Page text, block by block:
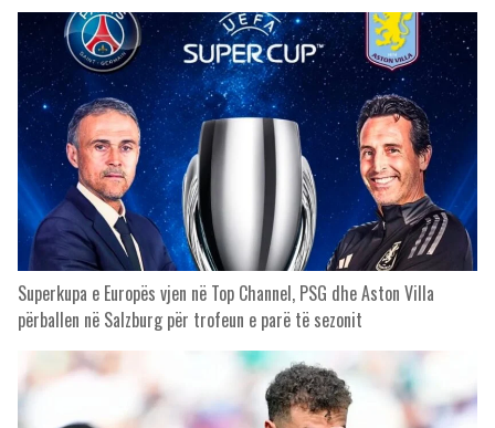
Superkupa e Europës vjen në Top Channel, PSG dhe Aston Villa
përballen në Salzburg për trofeun e parë të sezonit